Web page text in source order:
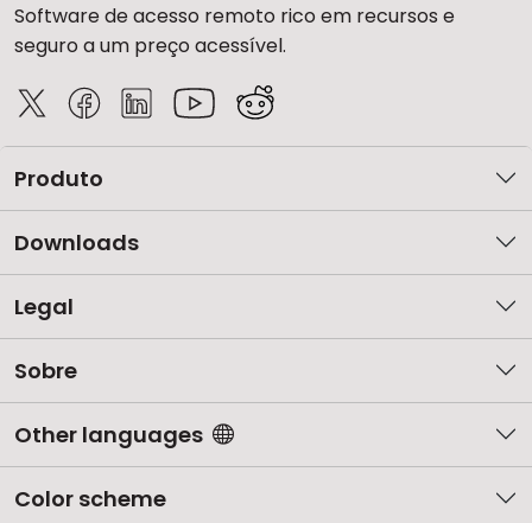
Software de acesso remoto rico em recursos e
seguro a um preço acessível.
Produto
Downloads
Legal
Sobre
Other languages
Color scheme